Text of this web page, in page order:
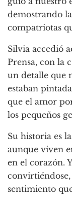
demostrando
compatriotas
Silvia accedió
Prensa, con la
un detalle que
estaban
que el amor
los pequeños
Su historia es
aunque viven
en el corazón.
sentimiento